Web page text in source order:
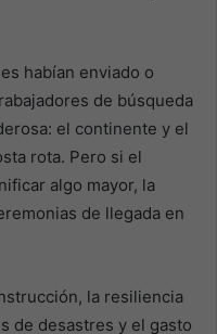
habían enviado o
de búsqueda
el continente y el
rota. Pero si el
algo mayor, la
de llegada en
la resiliencia
de desastres y el gasto